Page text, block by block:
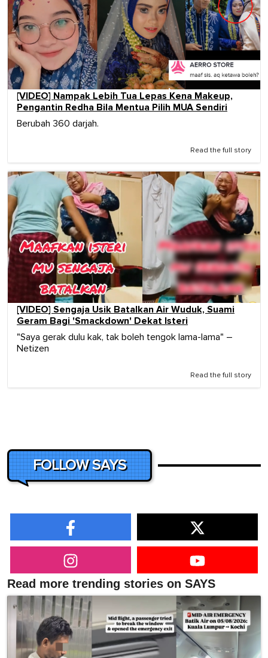
[VIDEO] Nampak Lebih Tua Lepas Kena Makeup,
Pengantin Redha Bila Mentua Pilih MUA Sendiri
Berubah 360 darjah.
Read the full story
[VIDEO] Sengaja Usik Batalkan Air Wuduk, Suami
Geram Bagi 'Smackdown' Dekat Isteri
"Saya gerak dulu kak, tak boleh tengok lama-lama" –
Netizen
Read the full story
FOLLOW SAYS
Read more trending stories on SAYS